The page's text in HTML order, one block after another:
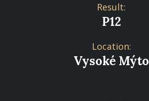
Result:
P12
Location:
Vysoké Mýto